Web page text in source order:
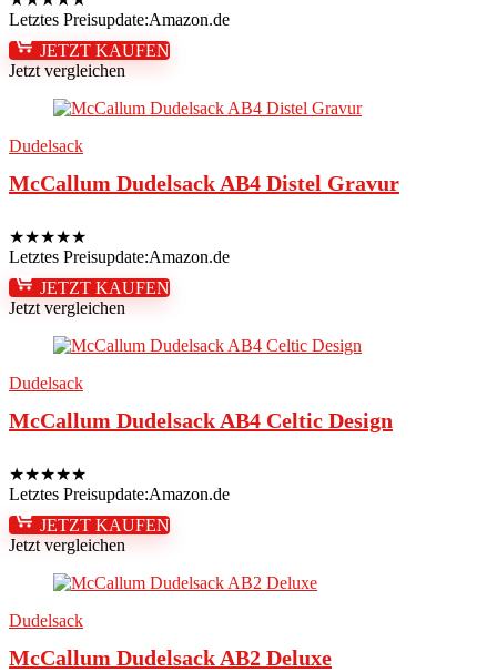
Letztes Preisupdate:Amazon.de
JETZT KAUFEN
Jetzt vergleichen
Dudelsack
McCallum Dudelsack AB4 Distel Gravur
★★★★★
Letztes Preisupdate:Amazon.de
JETZT KAUFEN
Jetzt vergleichen
Dudelsack
McCallum Dudelsack AB4 Celtic Design
★★★★★
Letztes Preisupdate:Amazon.de
JETZT KAUFEN
Jetzt vergleichen
Dudelsack
McCallum Dudelsack AB2 Deluxe